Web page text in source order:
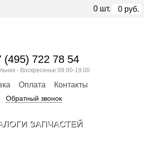
(495) 722 78 54
- Воскресенье 09.00-19.00
Оплата Контакты
Обратный звонок
0 шт. 0 руб.
ЗАПЧАСТЕЙ